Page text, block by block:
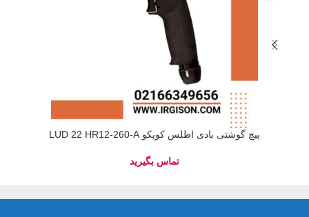
پیچ گوشتی بادی اطلس کوپکو LUD 22 HR12-260-A